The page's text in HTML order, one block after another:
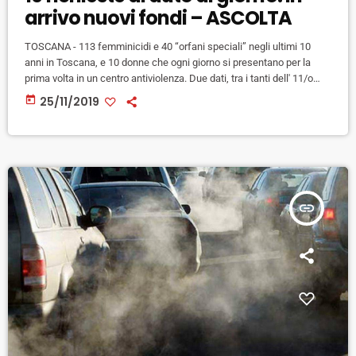
arrivo nuovi fondi – ASCOLTA
TOSCANA - 113 femminicidi e 40 “orfani speciali” negli ultimi 10
anni in Toscana, e 10 donne che ogni giorno si presentano per la
prima volta in un centro antiviolenza. Due dati, tra i tanti dell' 11/o
Rapporto sulla violenza di genere in Toscana che restituiscono il
quadro di un fenomeno che rimane diffuso e preoccupante, ma che
today 25/11/2019
insert_link